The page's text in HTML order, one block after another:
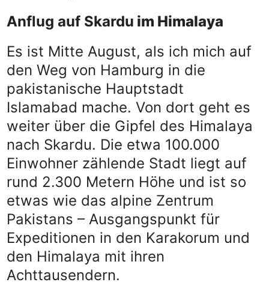
Anflug auf Skardu im Himalaya
Es ist Mitte August, als ich mich auf
den Weg von Hamburg in die
pakistanische Hauptstadt
Islamabad mache. Von dort geht es
weiter über die Gipfel des Himalaya
nach Skardu. Die etwa 100.000
Einwohner zählende Stadt liegt auf
rund 2.300 Metern Höhe und ist so
etwas wie das alpine Zentrum
Pakistans – Ausgangspunkt für
Expeditionen in den Karakorum und
den Himalaya mit ihren
Achttausendern.